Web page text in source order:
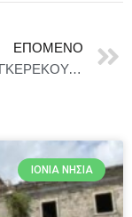
ΕΠΌΜΕΝΟ
ΑΝΤΖΕΛΑ ΓΚΕΡΕΚΟΥ: Γεύσεις και Μνήμες – Από τριάντα Κερκυραϊκές συνταγές της μαμάς
ΙΌΝΙΑ ΝΗΣΙΆ